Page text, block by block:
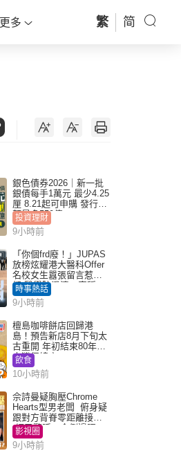
更多 繁 简
銀色債券2026｜新一批
銀債每手1萬元 最少4.25
厘 8.21起可申購 發行金
額最多550億
投資理財
9小時前
「你個frd廢！」JUPAS
放榜炫耀港大醫科Offer
名校女生囂張留言惹眾
怒 醫學院澄清：宣稱
「40.5分獲錄取」不符事
實｜Juicy叮
時事熱話
9小時前
檀島咖啡餅店回歸港
島！預告新店8月下旬太
古重開 年初結束80年歷
史灣仔總店
飲食
10小時前
佘詩曼疑胸壓Chrome
Hearts型男老闆 俯身疑
跟對方背脊零距離接觸
網民驚呼：企側邊唔
得？
影視圈
9小時前